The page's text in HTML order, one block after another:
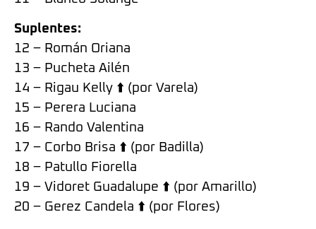
Suplentes:
12 – Román Oriana
13 – Pucheta Ailén
14 – Rigau Kelly ⬆️ (por Varela)
15 – Perera Luciana
16 – Rando Valentina
17 – Corbo Brisa ⬆️ (por Badilla)
18 – Patullo Fiorella
19 – Vidoret Guadalupe ⬆️ (por Amarillo)
20 – Gerez Candela ⬆️ (por Flores)